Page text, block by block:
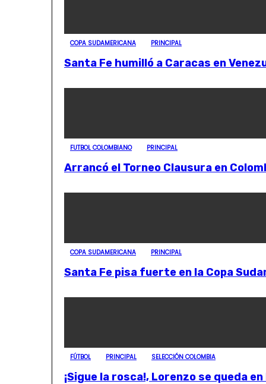
COPA SUDAMERICANA PRINCIPAL
Santa Fe humilló a Caracas en
FUTBOL COLOMBIANO PRINCIPAL
Arrancó el Torneo Clausura en
COPA SUDAMERICANA PRINCIPAL
Santa Fe pisa fuerte en la Copa
FÚTBOL PRINCIPAL SELECCIÓN COLOMBIA
¡Sigue la rosca!, Lorenzo se queda